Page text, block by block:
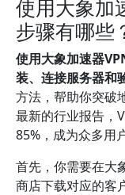
使用大象加
步骤有哪些
使用大象加速器
装、连接服务器和
方法，帮助你突破
最新的行业报告，
85%，成为众多用
首先，你需要在大
商店下载对应的客